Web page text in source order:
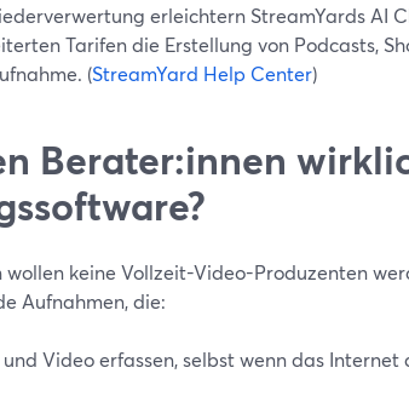
erleichtern StreamYards AI
Tarifen die Erstellung von Podcasts,
(StreamYard Help Center)
Berater:innen
keine Vollzeit-Video-Produzenten
Aufnahmen, die:
Video erfassen, selbst wenn das Internet